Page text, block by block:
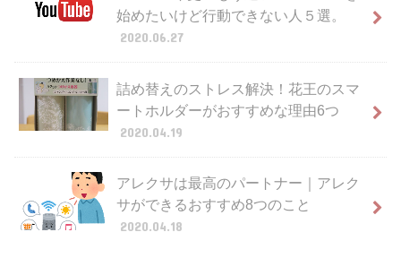
始めたいけど行動できない人５選。
2020.06.27
詰め替えのストレス解決！花王のスマ
ートホルダーがおすすめな理由6つ
2020.04.19
アレクサは最高のパートナー｜アレク
サができるおすすめ8つのこと
2020.04.18